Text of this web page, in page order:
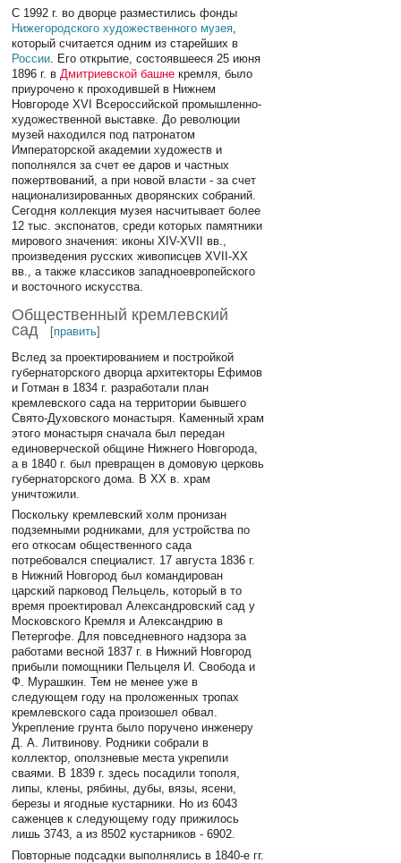
С 1992 г. во дворце разместились фонды
Нижегородского художественного музея
который считается одним из старейших в
России . Его открытие, состоявшееся 25 июня
1896 г. в Дмитриевской башне кремля, было
приурочено к проходившей в Нижнем
Новгороде XVI Всероссийской промышленно-
художественной выставке. До революции
музей находился под патронатом
Императорской академии художеств и
пополнялся за счет ее даров и частных
пожертвований, а при новой власти - за счет
национализированных дворянских собраний.
Сегодня коллекция музея насчитывает более
12 тыс. экспонатов, среди которых памятники
мирового значения: иконы XIV-XVII вв.,
произведения русских живописцев XVII-XX
вв., а также классиков западноевропейского
и восточного искусства.
Общественный кремлевский
сад
[править]
Вслед за проектированием и постройкой
губернаторского дворца архитекторы Ефимов
и Готман в 1834 г. разработали план
кремлевского сада на территории бывшего
Свято-Духовского монастыря. Каменный храм
этого монастыря сначала был передан
единоверческой общине Нижнего Новгорода,
а в 1840 г. был превращен в домовую церковь
губернаторского дома. В ХХ в. храм
уничтожили.
Поскольку кремлевский холм пронизан
подземными родниками, для устройства по
его откосам общественного сада
потребовался специалист. 17 августа 1836 г.
в Нижний Новгород был командирован
царский парковод Пельцель, который в то
время проектировал Александровский сад у
Московского Кремля и Александрию в
Петергофе. Для повседневного надзора за
работами весной 1837 г. в Нижний Новгород
прибыли помощники Пельцеля И. Свобода и
Ф. Мурашкин. Тем не менее уже в
следующем году на проложенных тропах
кремлевского сада произошел обвал.
Укрепление грунта было поручено инженеру
Д. А. Литвинову. Родники собрали в
коллектор, оползневые места укрепили
сваями. В 1839 г. здесь посадили тополя,
липы, клены, рябины, дубы, вязы, ясени,
березы и ягодные кустарники. Но из 6043
саженцев к следующему году прижилось
лишь 3743, а из 8502 кустарников - 6902.
Повторные подсадки выполнялись в 1840-е гг.